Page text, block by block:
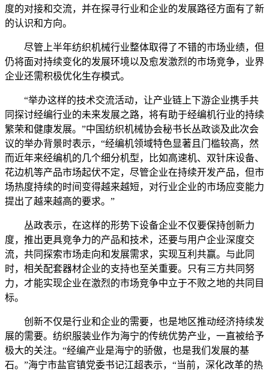
度的对接和交流，并在探寻行业和企业的发展路径方面有了新
的认识和方向。
尽管上半年纺织机械行业整体取得了不错的市场业绩，但
仍将面对持续变化的发展环境以及愈发激烈的市场竞争，业界
企业还需积极优化生存模式。
“举办这样的技术交流活动，让产业链上下游企业携手共
同探讨经编行业的未来发展之路，将有助于经编机行业的持续
繁荣和健康发展。”中国纺织机械协会秘书长丛政谈及此次会
议的举办背景时表示，“经编机领域特色显著且门槛较高，然
而近年来经编机的几个细分机型，比如高速机、双针床设备、
花边机等产品市场起伏不定，尽管企业在持续开发产品，但市
场热度持续的时间变得越来越短，对行业企业的市场应变能力
提出了越来越高的要求。”
丛政表示，在这样的形势下设备企业不仅要保持创新力
度，推出更具竞争力的产品和技术，还要与用户企业深度交
流，共同探索市场走向和发展需求，实现互利共赢。与此同
时，相关配套器材企业的支持也至关重要。只有三方共同努
力，才能实现企业在激烈的市场竞争中立于不败之地的共同目
标。
创新不仅是行业和企业的需要，也是地区推动经济持续发
展的需要。纺织服装业作为海宁的传统优势产业，一直被给予
极大的关注。“经编产业是海宁的骄傲，也是我们发展的基
石。”海宁市盐官镇党委书记江超表示，“当前，深化改革的热